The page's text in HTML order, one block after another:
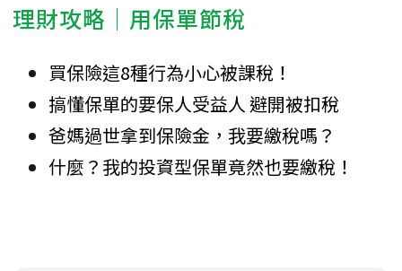
理財攻略│用保單節稅
買保險這8種行為小心被課稅！
搞懂保單的要保人受益人 避開被扣稅
爸媽過世拿到保險金，我要繳稅嗎？
什麼？我的投資型保單竟然也要繳稅！